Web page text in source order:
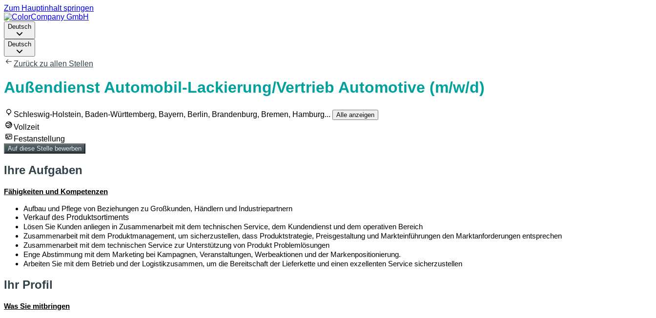
Zum Hauptinhalt springen
Deutsch
Deutsch
Zurück zu allen Stellen
Außendienst Automobil-Lackierung/Vertrieb Automotive (m/w/d)
Schleswig-Holstein, Baden-Württemberg, Bayern, Berlin, Brandenburg, Bremen, Hamburg... Alle anzeigen
Vollzeit
Festanstellung
Auf diese Stelle bewerben
Ihre Aufgaben
Fähigkeiten und Kompetenzen
Aufbau und Pflege von Beziehungen zu Großkunden, Händlern und Industriepartnern
Verkauf des Produktsortiments
Lösen Sie Kunden anliegen in Zusammenarbeit mit dem technischen Service, dem Kundendienst und dem operativen Bereich
Zusammenarbeit mit dem Produktmanagement, um sicherzustellen, dass Produktstrategie, Preisgestaltung und Markteinführungen den Marktanforderungen entsprechen
Zusammenarbeit mit dem technischen Service zur Unterstützung von Produkt Problemlösungen
Enge Abstimmung mit dem Marketing bei Kampagnen, Veranstaltungen, Werbeaktionen und der Markenpositionierung.
Arbeiten Sie mit dem Betrieb und der Logistikzusammen, um die Bereitschaft der Lieferkette und einen exzellenten Service sicherzustellen
Ihr Profil
Was Sie mitbringen